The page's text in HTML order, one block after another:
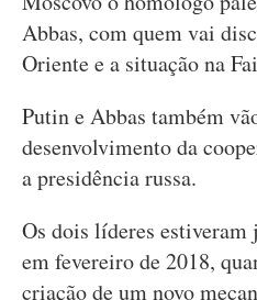
Abbas, com quem vai
Oriente e a situação na
Putin e Abbas também
desenvolvimento da
a presidência russa.
Os dois líderes
em fevereiro de 2018,
criação de um novo